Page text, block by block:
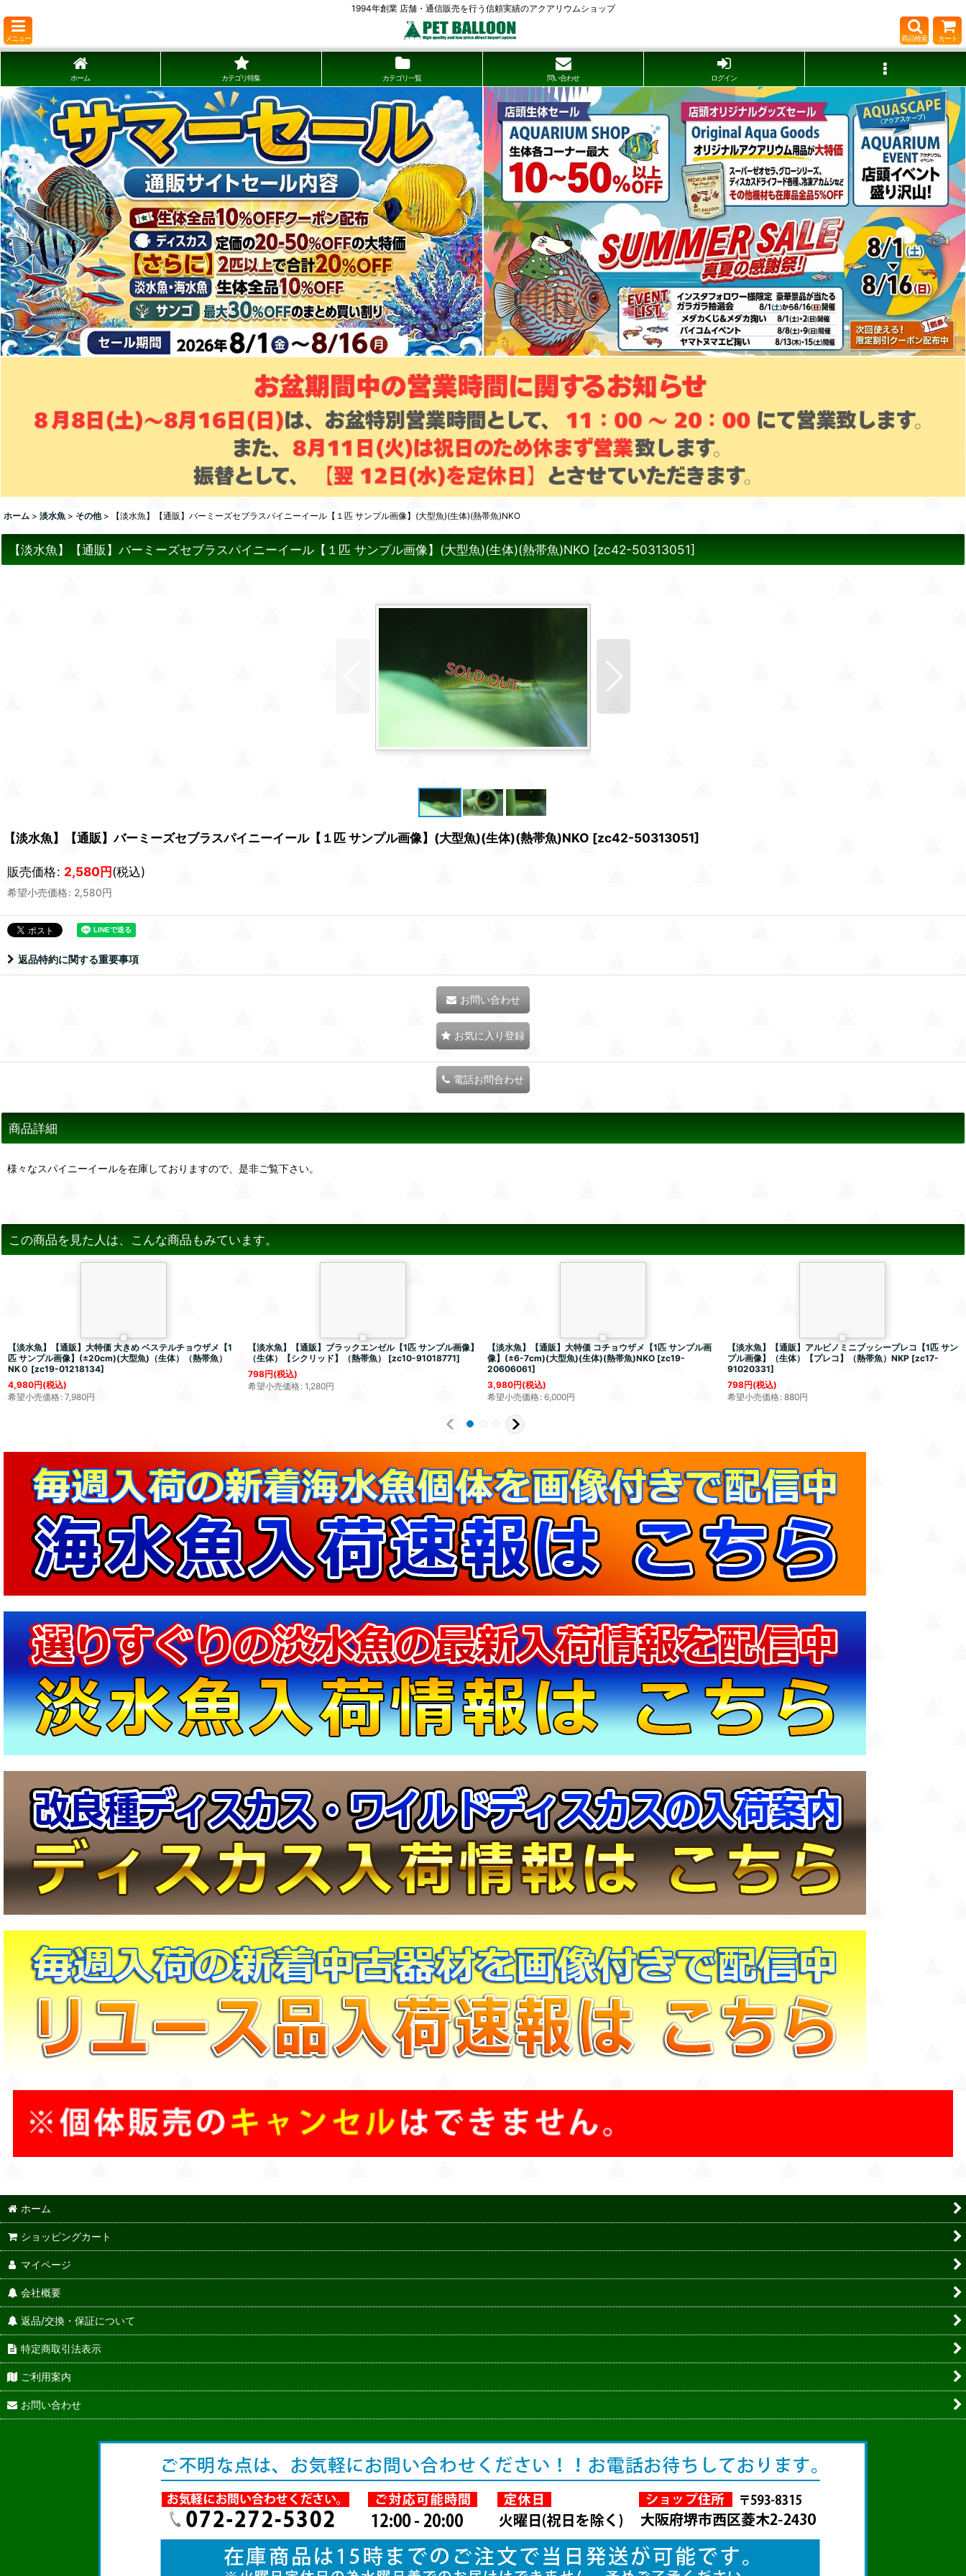
1994年創業 店舗・通信販売を行う信頼実績のアクアリウムショップ
メニュー 商品検索 カート
ホーム カテゴリ特集 カテゴリ一覧 問い合わせ ログイン
ホーム > 淡水魚 > その他 > 【淡水魚】【通販】バーミーズセブラスパイニーイール【１匹 サンプル画像】(大型魚)(生体)(熱帯魚)NKO
【淡水魚】【通販】バーミーズセブラスパイニーイール【１匹 サンプル画像】(大型魚)(生体)(熱帯魚)NKO [zc42-50313051]
【淡水魚】【通販】バーミーズセブラスパイニーイール【１匹 サンプル画像】(大型魚)(生体)(熱帯魚)NKO [zc42-50313051]
販売価格: 2,580円(税込)
希望小売価格: 2,580円
返品特約に関する重要事項
お問い合わせ
お気に入り登録
電話お問合わせ
商品詳細
様々なスパイニーイールを在庫しておりますので、是非ご覧下さい。
この商品を見た人は、こんな商品もみています。
【淡水魚】【通販】大特価 大きめ ベステルチョウザメ【1
匹 サンプル画像】(±20cm)(大型魚)（生体）（熱帯魚）
NKＯ [zc19-01218134]
4,980円(税込)
希望小売価格: 7,980円
【淡水魚】【通販】ブラックエンゼル【1匹 サンプル画像】
（生体）【シクリッド】（熱帯魚）
[zc10-91018771]
798円(税込)
希望小売価格: 1,280円
【淡水魚】【通販】大特価 コチョウザメ【1匹 サンプル画
像】(±6-7cm)(大型魚)(生体)(熱帯魚)NKO [zc19-
20606061]
3,980円(税込)
希望小売価格: 6,000円
【淡水魚】【通販】アルビノミニブッシープレコ【1匹 サン
プル画像】（生体）【プレコ】（熱帯魚）NKP [zc17-
91020331]
798円(税込)
希望小売価格: 880円
ホーム
ショッピングカート
マイページ
会社概要
返品/交換・保証について
特定商取引法表示
ご利用案内
お問い合わせ